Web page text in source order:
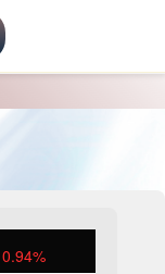
0.94%